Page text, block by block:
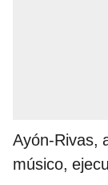
Ayón-Rivas,
músico,